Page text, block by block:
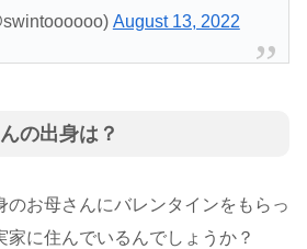
August 13, 2022
の出身は？
のお母さんにバレンタインをもらっ
家に住んでいるんでしょうか？